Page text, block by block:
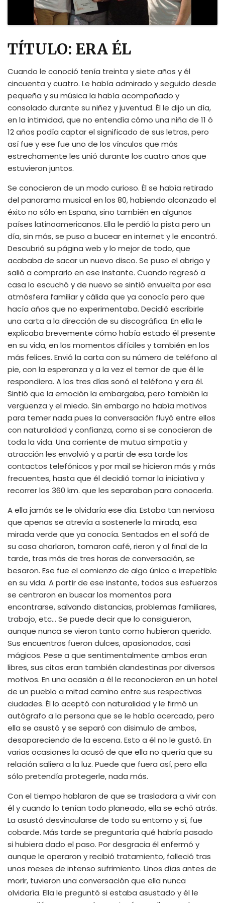
TÍTULO: ERA ÉL
Cuando le conoció tenía treinta y siete años y él
cincuenta y cuatro. Le había admirado y seguido desde
pequeña y su música la había acompañado y
consolado durante su niñez y juventud. Él le dijo un día,
en la intimidad, que no entendía cómo una niña de 11 ó
12 años podía captar el significado de sus letras, pero
así fue y ese fue uno de los vínculos que más
estrechamente les unió durante los cuatro años que
estuvieron juntos.
Se conocieron de un modo curioso. Él se había retirado
del panorama musical en los 80, habiendo alcanzado el
éxito no sólo en España, sino también en algunos
países latinoamericanos. Ella le perdió la pista pero un
día, sin más, se puso a bucear en internet y le encontró.
Descubrió su página web y lo mejor de todo, que
acababa de sacar un nuevo disco. Se puso el abrigo y
salió a comprarlo en ese instante. Cuando regresó a
casa lo escuchó y de nuevo se sintió envuelta por esa
atmósfera familiar y cálida que ya conocía pero que
hacía años que no experimentaba. Decidió escribirle
una carta a la dirección de su discográfica. En ella le
explicaba brevemente cómo había estado él presente
en su vida, en los momentos difíciles y también en los
más felices. Envió la carta con su número de teléfono al
pie, con la esperanza y a la vez el temor de que él le
respondiera. A los tres días sonó el teléfono y era él.
Sintió que la emoción la embargaba, pero también la
vergüenza y el miedo. Sin embargo no había motivos
para temer nada pues la conversación fluyó entre ellos
con naturalidad y confianza, como si se conocieran de
toda la vida. Una corriente de mutua simpatía y
atracción les envolvió y a partir de esa tarde los
contactos telefónicos y por mail se hicieron más y más
frecuentes, hasta que él decidió tomar la iniciativa y
recorrer los 360 km. que les separaban para conocerla.
A ella jamás se le olvidaría ese día. Estaba tan nerviosa
que apenas se atrevía a sostenerle la mirada, esa
mirada verde que ya conocía. Sentados en el sofá de
su casa charlaron, tomaron café, rieron y al final de la
tarde, tras más de tres horas de conversación, se
besaron. Ese fue el comienzo de algo único e irrepetible
en su vida. A partir de ese instante, todos sus esfuerzos
se centraron en buscar los momentos para
encontrarse, salvando distancias, problemas familiares,
trabajo, etc… Se puede decir que lo consiguieron,
aunque nunca se vieron tanto como hubieran querido.
Sus encuentros fueron dulces, apasionados, casi
mágicos. Pese a que sentimentalmente ambos eran
libres, sus citas eran también clandestinas por diversos
motivos. En una ocasión a él le reconocieron en un hotel
de un pueblo a mitad camino entre sus respectivas
ciudades. Él lo aceptó con naturalidad y le firmó un
autógrafo a la persona que se le había acercado, pero
ella se asustó y se separó con disimulo de ambos,
desapareciendo de la escena. Esto a él no le gustó. En
varias ocasiones la acusó de que ella no quería que su
relación saliera a la luz. Puede que fuera así, pero ella
sólo pretendía protegerle, nada más.
Con el tiempo hablaron de que se trasladara a vivir con
él y cuando lo tenían todo planeado, ella se echó atrás.
La asustó desvincularse de todo su entorno y sí, fue
cobarde. Más tarde se preguntaría qué habría pasado
si hubiera dado el paso. Por desgracia él enfermó y
aunque le operaron y recibió tratamiento, falleció tras
unos meses de intenso sufrimiento. Unos días antes de
morir, tuvieron una conversación que ella nunca
olvidaría. Ella le preguntó si estaba asustado y él le